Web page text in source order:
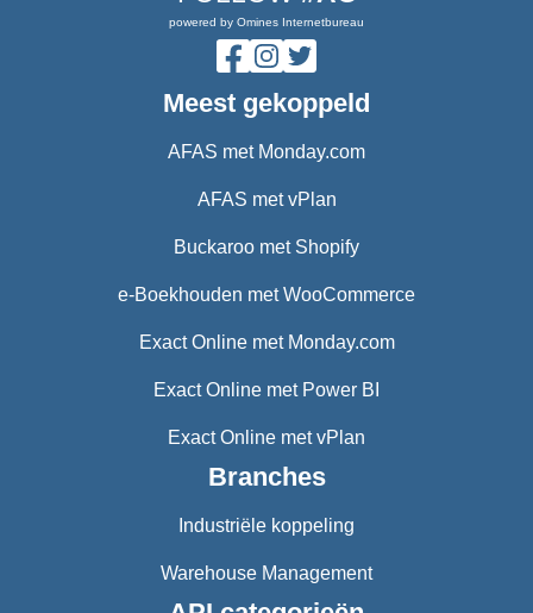
powered by Omines Internetbureau
Meest gekoppeld
AFAS met Monday.com
AFAS met vPlan
Buckaroo met Shopify
e-Boekhouden met WooCommerce
Exact Online met Monday.com
Exact Online met Power BI
Exact Online met vPlan
Branches
Industriële koppeling
Warehouse Management